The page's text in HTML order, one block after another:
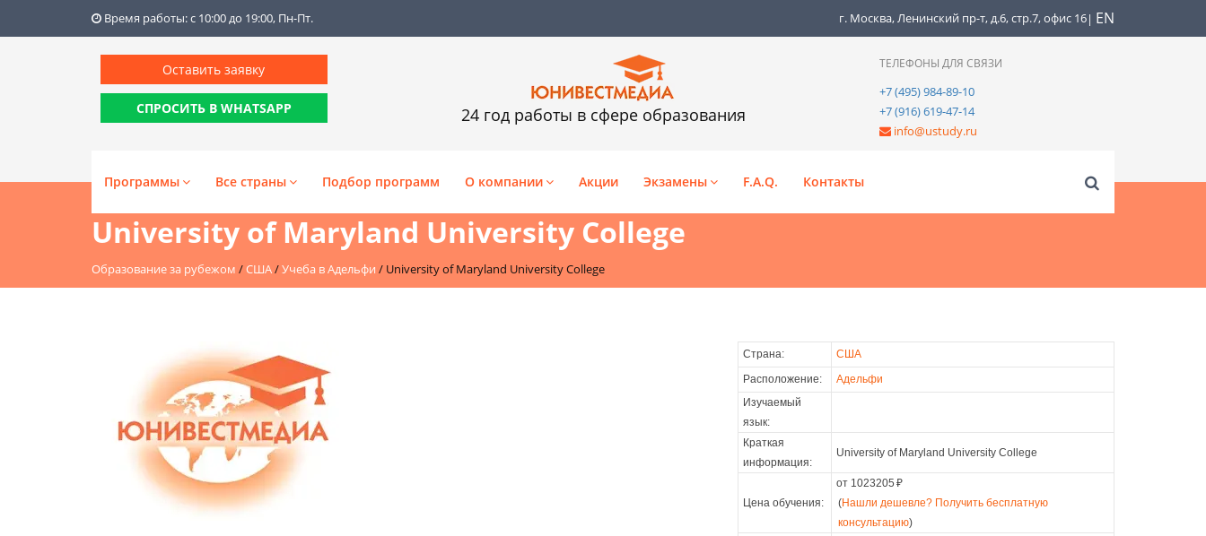
Время работы: с 10:00 до 19:00, Пн-Пт. г. Москва, Ленинский пр-т, д.6, стр.7, офис 16| EN
Оставить заявку
СПРОСИТЬ В WHATSAPP 24 год работы в сфере образования
ТЕЛЕФОНЫ ДЛЯ СВЯЗИ
+7 (495) 984-89-10
+7 (916) 619-47-14
info@ustudy.ru
Программы Все страны Подбор программ О компании Акции Экзамены F.A.Q. Контакты
University of Maryland University College
Образование за рубежом /США/Учеба в Адельфи / University of Maryland University College
Страна:
США
Расположение:
Адельфи
Изучаемый
язык:
Краткая
информация:
University of Maryland University College
Цена обучения:
от 1023205 ₽
(Нашли дешевле? Получить бесплатную
консультацию)